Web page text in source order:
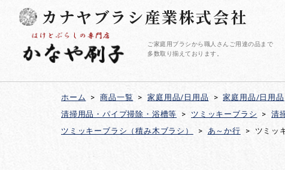
カナヤブラシ産業株式会社
ご家庭用ブラシから職人さんご用達の品まで
多数取り揃えております。
ホーム > 商品一覧 > 家庭用品/日用品 > 家庭用品/日用品
清掃用品・パイプ掃除・浴槽等
> ツミッキーブラシ > 清
ツミッキーブラシ（積み木ブラシ）
> あ～か行 > ツミッ